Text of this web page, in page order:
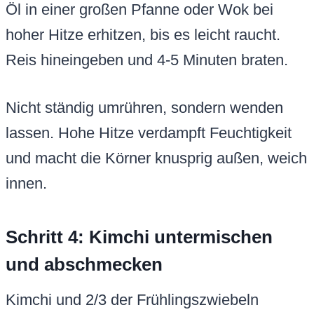
Öl in einer großen Pfanne oder Wok bei
hoher Hitze erhitzen, bis es leicht raucht.
Reis hineingeben und 4-5 Minuten braten.
Nicht ständig umrühren, sondern wenden
lassen. Hohe Hitze verdampft Feuchtigkeit
und macht die Körner knusprig außen, weich
innen.
Schritt 4: Kimchi untermischen
und abschmecken
Kimchi und 2/3 der Frühlingszwiebeln